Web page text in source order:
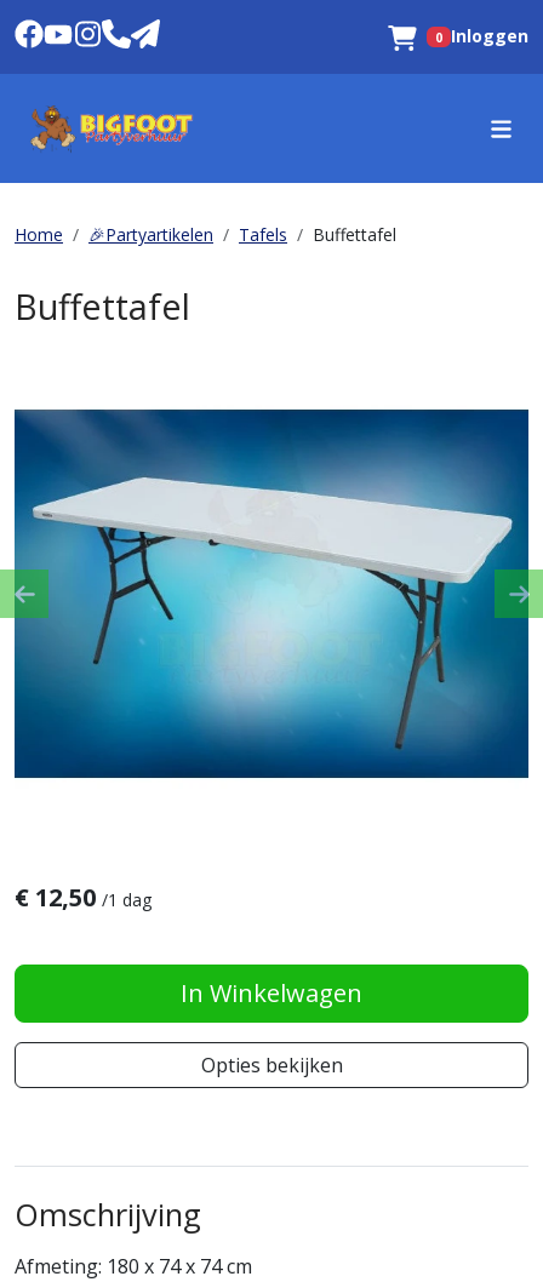
Winkelwagen
0 Inloggen
Home 🎉Partyartikelen Tafels Buffettafel
Buffettafel
€ 12,50 /1 dag
In Winkelwagen
Opties bekijken
Previous
Omschrijving
Afmeting: 180 x 74 x 74 cm